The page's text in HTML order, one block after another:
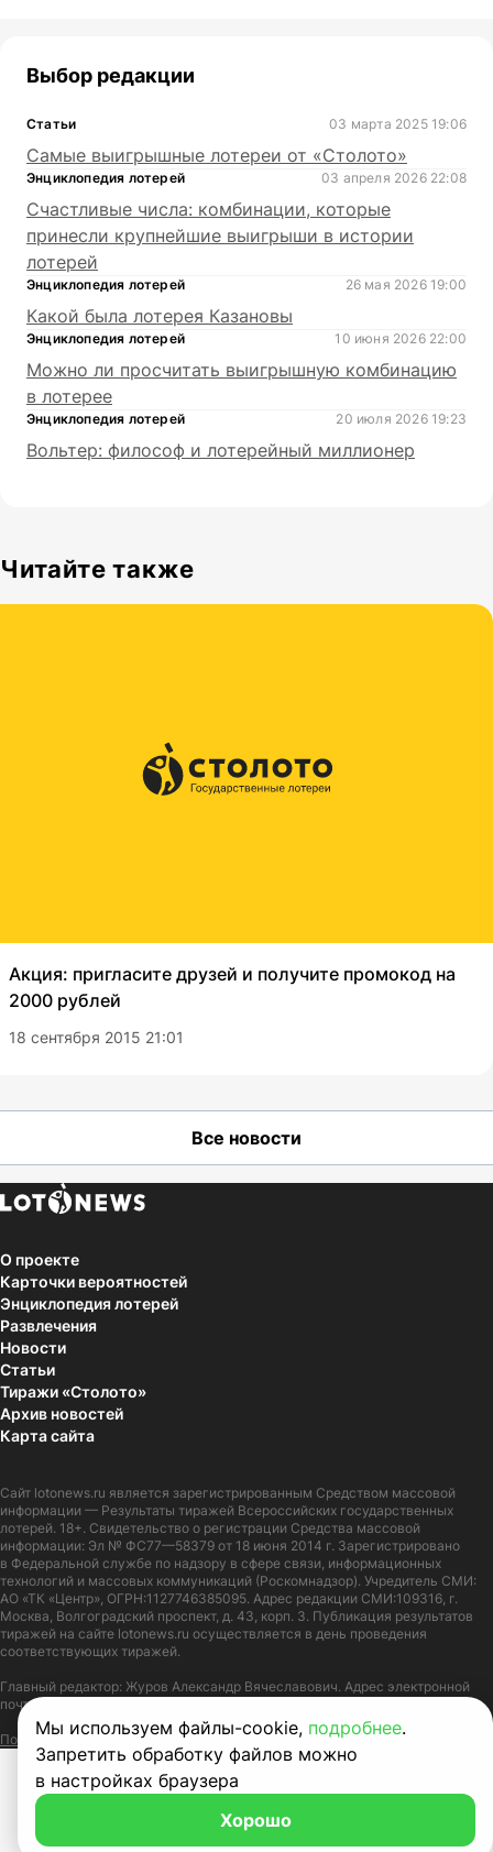
Выбор редакции
Статьи 03 марта 2025 19:06
Самые выигрышные лотереи от «Столото»
Энциклопедия лотерей 03 апреля 2026 22:08
Счастливые числа: комбинации, которые
принесли крупнейшие выигрыши в истории
лотерей
Энциклопедия лотерей 26 мая 2026 19:00
Какой была лотерея Казановы
Энциклопедия лотерей 10 июня 2026 22:00
Можно ли просчитать выигрышную комбинацию
в лотерее
Энциклопедия лотерей 20 июля 2026 19:23
Вольтер: философ и лотерейный миллионер
Читайте также
Акция: пригласите друзей и получите промокод на
2000 рублей
18 сентября 2015 21:01
Все новости
Мы используем файлы-cookie, подробнее.
Запретить обработку файлов можно
в настройках браузера
Хорошо
О проекте
Карточки вероятностей
Энциклопедия лотерей
Развлечения
Новости
Статьи
Тиражи «Столото»
Архив новостей
Карта сайта
Сайт lotonews.ru является зарегистрированным Средством массовой
информации — Результаты тиражей Всероссийских государственных
лотерей. 18+. Свидетельство о регистрации Средства массовой
информации: Эл № ФС77—58379 от 18 июня 2014 г. Зарегистрировано
в Федеральной службе по надзору в сфере связи, информационных
технологий и массовых коммуникаций (Роскомнадзор). Учредитель СМИ:
АО «ТК «Центр», ОГРН:1127746385095. Адрес редакции СМИ:109316, г.
Москва, Волгоградский проспект, д. 43, корп. 3. Публикация результатов
тиражей на сайте lotonews.ru осуществляется в день проведения
соответствующих тиражей.
Главный редактор: Журов Александр Вячеславович. Адрес электронной
почты:
Политика в отношении обработки персональных данных Правила Cookie